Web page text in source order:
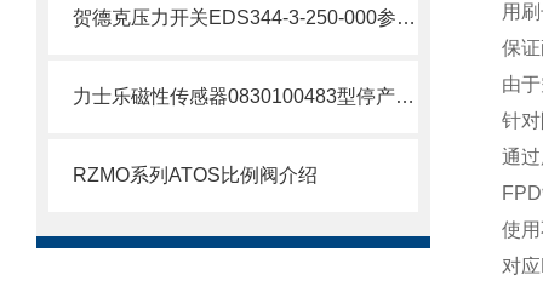
贺德克压力开关EDS344-3-250-000参数介绍
力士乐磁性传感器0830100483型停产无替代
RZMO系列ATOS比例阀介绍
用
保
由
针
通
使
对